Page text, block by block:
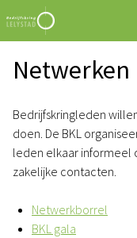
Netwerken
Bedrijfskringleden
doen. De BKL
leden elkaar informeel
zakelijke contacten.
Netwerkborrel
BKL gala